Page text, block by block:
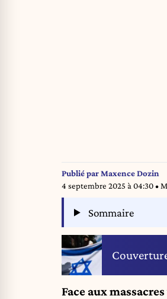
Publié parMaxence Dozin
4 septembre 2025 à 04:30•
Sommaire
Face aux